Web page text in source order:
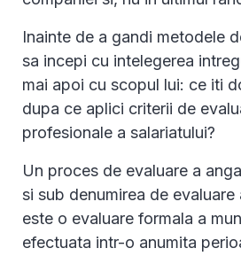
Inainte de a gandi metodele
sa incepi cu intelegerea
mai apoi cu scopul lui: ce iti
dupa ce aplici criterii de
profesionale a salariatului?
Un proces de evaluare a
si sub denumirea de
este o evaluare formala a
efectuata intr-o anumita